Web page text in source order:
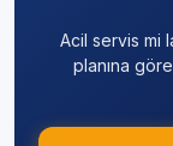
Acil servis mi
planına